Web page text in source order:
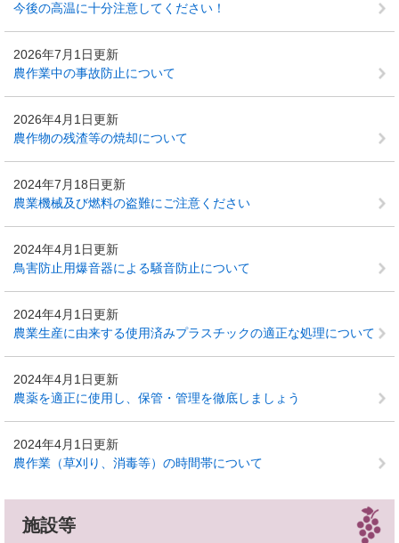
今後の高温に十分注意してください！
2026年7月1日更新
農作業中の事故防止について
2026年4月1日更新
農作物の残渣等の焼却について
2024年7月18日更新
農業機械及び燃料の盗難にご注意ください
2024年4月1日更新
鳥害防止用爆音器による騒音防止について
2024年4月1日更新
農業生産に由来する使用済みプラスチックの適正な処理について
2024年4月1日更新
農薬を適正に使用し、保管・管理を徹底しましょう
2024年4月1日更新
農作業（草刈り、消毒等）の時間帯について
施設等